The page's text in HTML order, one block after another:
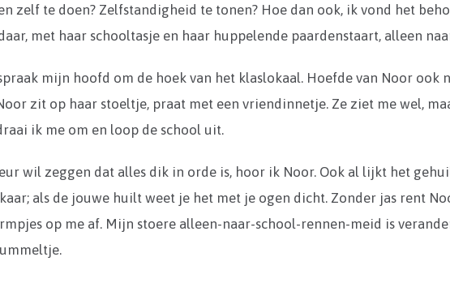
zelf te doen? Zelfstandigheid te tonen? Hoe dan ook, ik vond het
met haar schooltasje en haar huppelende paardenstaart, alleen
mijn hoofd om de hoek van het klaslokaal. Hoefde van Noor ook
zit op haar stoeltje, praat met een vriendinnetje. Ze ziet me wel,
ik me om en loop de school uit.
wil zeggen dat alles dik in orde is, hoor ik Noor. Ook al lijkt het
als de jouwe huilt weet je het met je ogen dicht. Zonder jas rent
op me af. Mijn stoere alleen-naar-school-rennen-meid is